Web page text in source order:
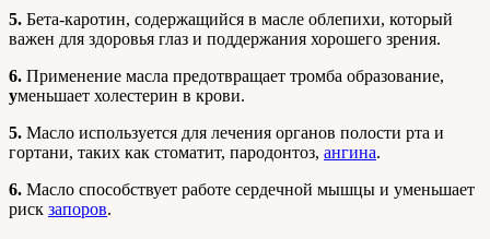
5. Бета-каротин, содержащийся в масле облепихи, который
важен для здоровья глаз и поддержания хорошего зрения.
6. Применение масла предотвращает тромба образование,
уменьшает холестерин в крови.
5. Масло используется для лечения органов полости рта и
гортани, таких как стоматит, пародонтоз, ангина.
6. Масло способствует работе сердечной мышцы и уменьшает
риск запоров.